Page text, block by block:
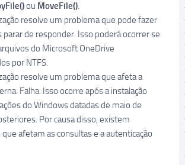
ou MoveFile().
resolve um problema que pode fazer
parar de responder. Isso poderá ocorrer se
do Microsoft OneDrive
por NTFS.
resolve um problema que afeta a
Falha. Isso ocorre após a instalação
do Windows datadas de maio de
Por causa disso, existem
afetam as consultas e a autenticação